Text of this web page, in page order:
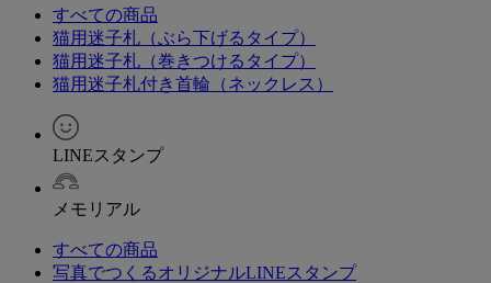
すべての商品
猫用迷子札（ぶら下げるタイプ）
猫用迷子札（巻きつけるタイプ）
猫用迷子札付き首輪（ネックレス）
LINEスタンプ
メモリアル
すべての商品
写真でつくるオリジナルLINEスタンプ